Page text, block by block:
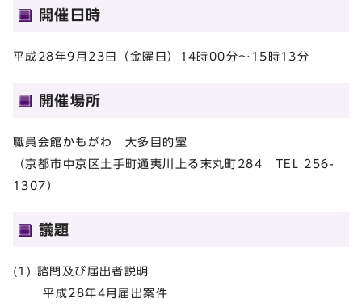
開催日時
平成28年9月23日（金曜日）14時00分～15時13分
開催場所
職員会館かもがわ 大多目的室
（京都市中京区土手町通夷川上る末丸町284 TEL 256-
1307）
議題
(1) 諮問及び届出者説明
平成28年4月届出案件